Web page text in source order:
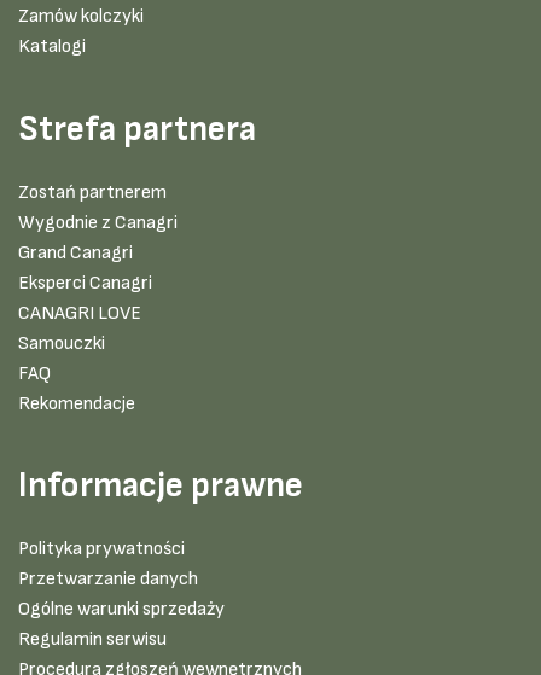
Zamów kolczyki
Katalogi
Strefa partnera
Zostań partnerem
Wygodnie z Canagri
Grand Canagri
Eksperci Canagri
CANAGRI LOVE
Samouczki
FAQ
Rekomendacje
Informacje prawne
Polityka prywatności
Przetwarzanie danych
Ogólne warunki sprzedaży
Regulamin serwisu
Procedura zgłoszeń wewnętrznych